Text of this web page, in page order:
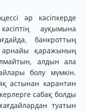
әр кәсіпкерде
ауқымына
банкроттың
қаражының
алдын ала
болу мүмкін.
астынан карантин
сабақ болды
туатын